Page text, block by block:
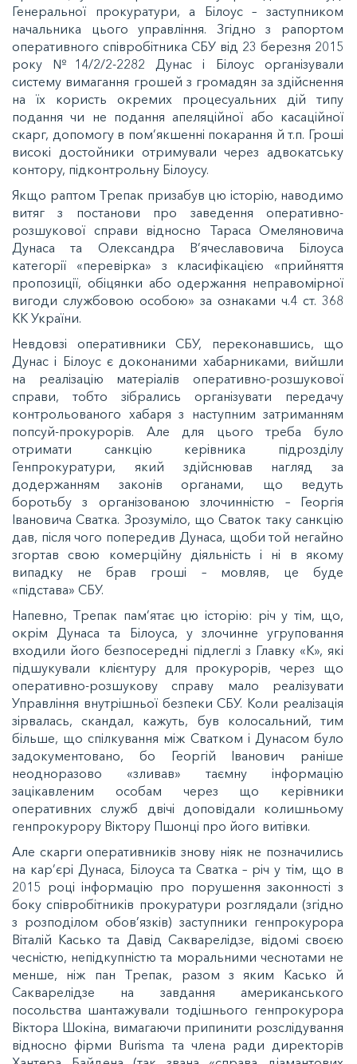
Генеральної прокуратури, а Білоус – заступником
начальника цього управління. Згідно з рапортом
оперативного співробітника СБУ від 23 березня 2015
року №14/2/2-2282 Дунас і Білоус організували
систему вимагання грошей з громадян за здійснення
на їх користь окремих процесуальних дій типу
подання чи не подання апеляційної або касаційної
скарг, допомогу в пом’якшенні покарання й т.п. Гроші
високі достойники отримували через адвокатську
контору, підконтрольну Білоусу.
Якщо раптом Трепак призабув цю історію, наводимо
витяг з постанови про заведення оперативно-
розшукової справи відносно Тараса Омеляновича
Дунаса та Олександра В’ячеславовича Білоуса
категорії «перевірка» з класифікацією «прийняття
пропозиції, обіцянки або одержання неправомірної
вигоди службовою особою» за ознаками ч.4 ст. 368
КК України.
Невдовзі оперативники СБУ, переконавшись, що
Дунас і Білоус є доконаними хабарниками, вийшли
на реалізацію матеріалів оперативно-розшукової
справи, тобто зібрались організувати передачу
контрольованого хабаря з наступним затриманням
попсуй-прокурорів. Але для цього треба було
отримати санкцію керівника підрозділу
Генпрокуратури, який здійснював нагляд за
додержанням законів органами, що ведуть
боротьбу з організованою злочинністю – Георгія
Івановича Сватка. Зрозуміло, що Сваток таку санкцію
дав, після чого попередив Дунаса, щоби той негайно
згортав свою комерційну діяльність і ні в якому
випадку не брав гроші – мовляв, це буде
«підстава» СБУ.
Напевно, Трепак пам’ятає цю історію: річ у тім, що,
окрім Дунаса та Білоуса, у злочинне угруповання
входили його безпосередні підлеглі з Главку «К», які
підшукували клієнтуру для прокурорів, через що
оперативно-розшукову справу мало реалізувати
Управління внутрішньої безпеки СБУ. Коли реалізація
зірвалась, скандал, кажуть, був колосальний, тим
більше, що спілкування між Сватком і Дунасом було
задокументовано, бо Георгій Іванович раніше
неодноразово «зливав» таємну інформацію
зацікавленим особам через що керівники
оперативних служб двічі доповідали колишньому
генпрокурору Віктору Пшонці про його витівки.
Але скарги оперативників знову ніяк не позначились
на кар’єрі Дунаса, Білоуса та Сватка – річ у тім, що в
2015 році інформацію про порушення законності з
боку співробітників прокуратури розглядали (згідно
з розподілом обов’язків) заступники генпрокурора
Віталій Касько та Давід Сакварелідзе, відомі своєю
чесністю, непідкупністю та моральними чеснотами не
менше, ніж пан Трепак, разом з яким Касько й
Сакварелідзе на завдання американського
посольства шантажували тодішнього генпрокурора
Віктора Шокіна, вимагаючи припинити розслідування
відносно фірми Burisma та члена ради директорів